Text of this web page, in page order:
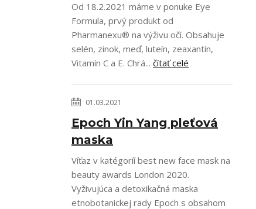
Od 18.2.2021 máme v ponuke Eye
Formula, prvý produkt od
Pharmanexu® na výživu očí. Obsahuje
selén, zinok, meď, luteín, zeaxantín,
Vitamín C a E. Chrá... čítať celé
01.03.2021
Epoch Yin Yang pleťová
maska
Víťaz v katégoríí best new face mask na
beauty awards London 2020.
Vyživujúca a detoxikačná maska
etnobotanickej rady Epoch s obsahom